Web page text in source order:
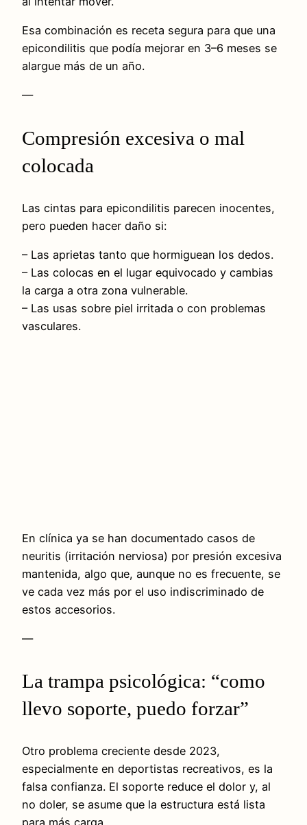
Esa combinación es receta segura para que una
epicondilitis que podía mejorar en 3–6 meses se
alargue más de un año.
—
Compresión excesiva o mal
colocada
Las cintas para epicondilitis parecen inocentes,
pero pueden hacer daño si:
– Las aprietas tanto que hormiguean los dedos.
– Las colocas en el lugar equivocado y cambias
la carga a otra zona vulnerable.
– Las usas sobre piel irritada o con problemas
vasculares.
En clínica ya se han documentado casos de
neuritis (irritación nerviosa) por presión excesiva
mantenida, algo que, aunque no es frecuente, se
ve cada vez más por el uso indiscriminado de
estos accesorios.
—
La trampa psicológica: “como
llevo soporte, puedo forzar”
Otro problema creciente desde 2023,
especialmente en deportistas recreativos, es la
falsa confianza. El soporte reduce el dolor y, al
no doler, se asume que la estructura está lista